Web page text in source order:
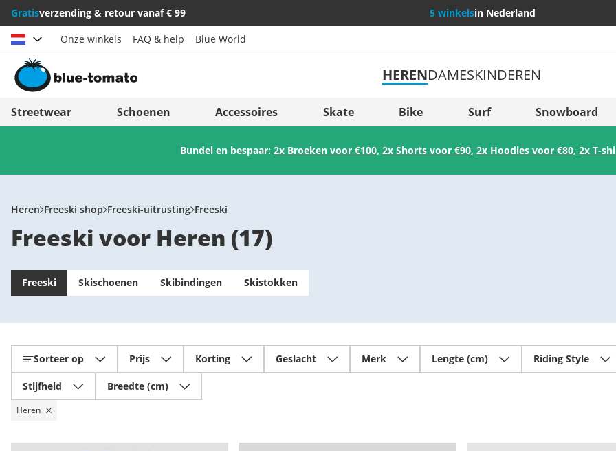
Gratisverzending & retour vanaf € 99 5 winkelsin Nederland
Land kiezen
Österreich
Svizzera (Italiano)
France
Italia (Italiano)
Italien (Deutsch)
Suomi
United Kingdom
Slovenija
België (Nederlands)
Onze winkels FAQ & help Blue World
HERENDAMESKINDEREN
Streetwear Schoenen Accessoires Skate Bike Surf Snowboard
Bundel en bespaar:2x Broeken voor €100,2x Shorts voor €90,2x Hoodies voor €80,2x T-
Heren Freeski shop Freeski-uitrusting Freeski
Freeski voor Heren (17)
Freeski Skischoenen Skibindingen Skistokken
Sorteer op Prijs Korting Geslacht Merk Lengte (cm) Riding Style
Stijfheid Breedte (cm)
Heren